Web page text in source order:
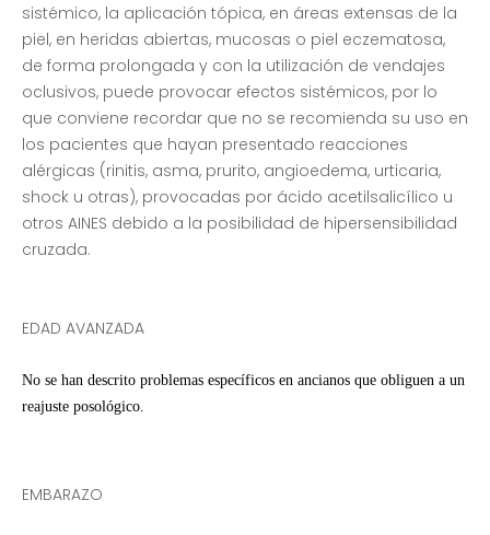
sistémico, la aplicación tópica, en áreas extensas de la
piel, en heridas abiertas, mucosas o piel eczematosa,
de forma prolongada y con la utilización de vendajes
oclusivos, puede provocar efectos sistémicos, por lo
que conviene recordar que no se recomienda su uso en
los pacientes que hayan presentado reacciones
alérgicas (rinitis, asma, prurito, angioedema, urticaria,
shock u otras), provocadas por ácido acetilsalicílico u
otros AINES debido a la posibilidad de hipersensibilidad
cruzada.
EDAD AVANZADA
No se han descrito problemas específicos en ancianos que obliguen a un
reajuste posológico.
EMBARAZO